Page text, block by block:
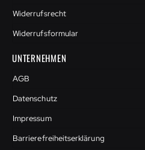
Widerrufsrecht
Widerrufsformular
UNTERNEHMEN
AGB
Datenschutz
Impressum
Barrierefreiheitserklärung